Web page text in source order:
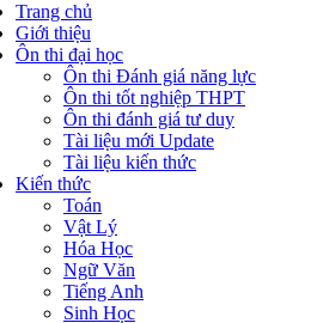
Trang chủ
Giới thiệu
Ôn thi đại học
Ôn thi Đánh giá năng lực
Ôn thi tốt nghiệp THPT
Ôn thi đánh giá tư duy
Tài liệu mới Update
Tài liệu kiến thức
Kiến thức
Toán
Vật Lý
Hóa Học
Ngữ Văn
Tiếng Anh
Sinh Học